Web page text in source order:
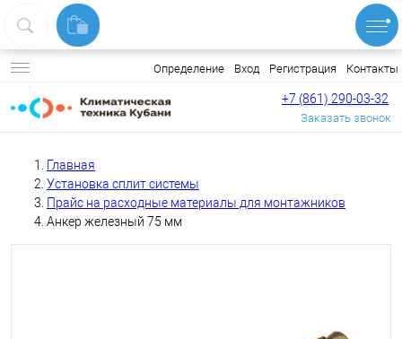
Определение Вход Регистрация Контакты
+7 (861) 290-03-32
Заказать звонок
Главная
Установка сплит системы
Прайс на расходные материалы для монтажников
Анкер железный 75 мм